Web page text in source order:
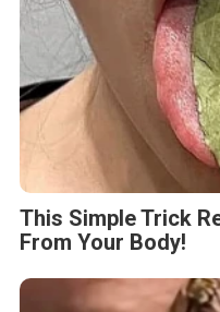
This Simple Trick
From Your Body!